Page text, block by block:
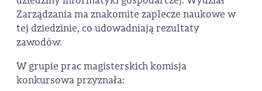
Zarządzania ma znakomite zaplecze naukowe w
tej dziedzinie, co udowadniają rezultaty
zawodów.
W grupie prac magisterskich komisja
konkursowa przyznała: